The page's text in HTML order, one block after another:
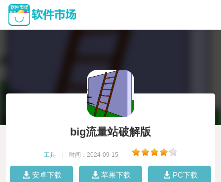
big流量站破解版
工具 时间：2024-09-15
安卓下载 苹果下载 PC下载